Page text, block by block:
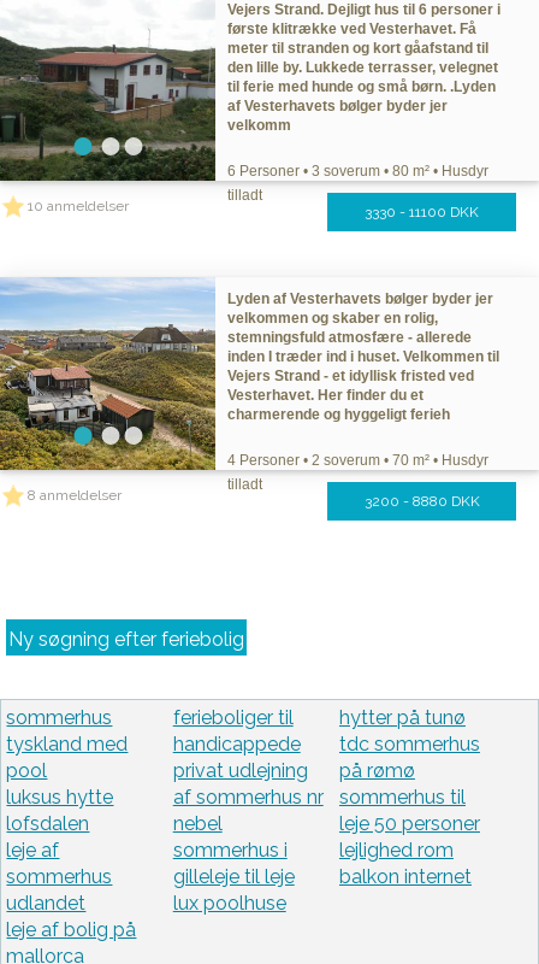
Vejers Strand. Dejligt hus til 6 personer i
første klitrække ved Vesterhavet. Få
meter til stranden og kort gåafstand til
den lille by. Lukkede terrasser, velegnet
til ferie med hunde og små børn. .Lyden
af Vesterhavets bølger byder jer
velkomm
6 Personer • 3 soverum • 80 m² • Husdyr
tilladt
10 anmeldelser 3330 - 11100 DKK
Lyden af Vesterhavets bølger byder jer
velkommen og skaber en rolig,
stemningsfuld atmosfære - allerede
inden I træder ind i huset. Velkommen til
Vejers Strand - et idyllisk fristed ved
Vesterhavet. Her finder du et
charmerende og hyggeligt ferieh
4 Personer • 2 soverum • 70 m² • Husdyr
tilladt
8 anmeldelser 3200 - 8880 DKK
Ny søgning efter feriebolig
sommerhus
tyskland med
pool
luksus hytte
lofsdalen
leje af
sommerhus
udlandet
leje af bolig på
mallorca
ferieboliger til
handicappede
privat udlejning
af sommerhus nr
nebel
sommerhus i
gilleleje til leje
lux poolhuse
hytter på tunø
tdc sommerhus
på rømø
sommerhus til
leje 50 personer
lejlighed rom
balkon internet